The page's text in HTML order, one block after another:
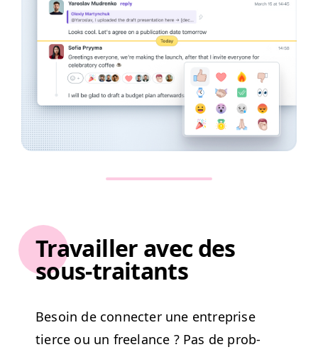
Travailler avec des
sous-traitants
Besoin de con­necter une entre­prise
tierce ou un free­lance ? Pas de prob­